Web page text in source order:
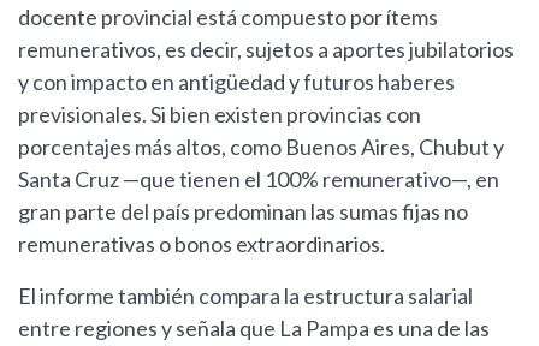
docente provincial está compuesto por ítems
remunerativos, es decir, sujetos a aportes jubilatorios
y con impacto en antigüedad y futuros haberes
previsionales. Si bien existen provincias con
porcentajes más altos, como Buenos Aires, Chubut y
Santa Cruz —que tienen el 100% remunerativo—, en
gran parte del país predominan las sumas fijas no
remunerativas o bonos extraordinarios.
El informe también compara la estructura salarial
entre regiones y señala que La Pampa es una de las